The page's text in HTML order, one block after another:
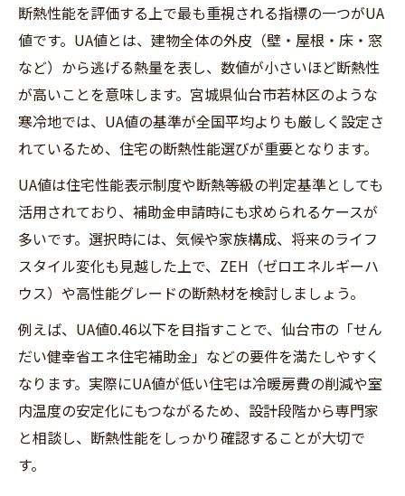
断熱性能を評価する上で最も重視される指標の一つがUA
値です。UA値とは、建物全体の外皮（壁・屋根・床・窓
など）から逃げる熱量を表し、数値が小さいほど断熱性
が高いことを意味します。宮城県仙台市若林区のような
寒冷地では、UA値の基準が全国平均よりも厳しく設定さ
れているため、住宅の断熱性能選びが重要となります。
UA値は住宅性能表示制度や断熱等級の判定基準としても
活用されており、補助金申請時にも求められるケースが
多いです。選択時には、気候や家族構成、将来のライフ
スタイル変化も見越した上で、ZEH（ゼロエネルギーハ
ウス）や高性能グレードの断熱材を検討しましょう。
例えば、UA値0.46以下を目指すことで、仙台市の「せん
だい健幸省エネ住宅補助金」などの要件を満たしやすく
なります。実際にUA値が低い住宅は冷暖房費の削減や室
内温度の安定化にもつながるため、設計段階から専門家
と相談し、断熱性能をしっかり確認することが大切で
す。